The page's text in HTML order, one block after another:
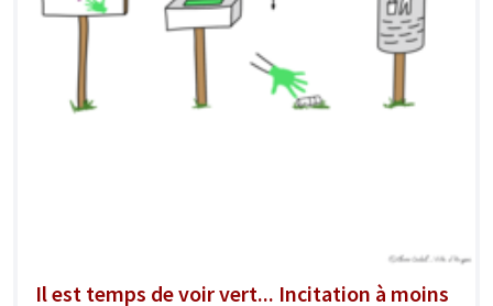
Il est temps de voir vert... Incitation à moins